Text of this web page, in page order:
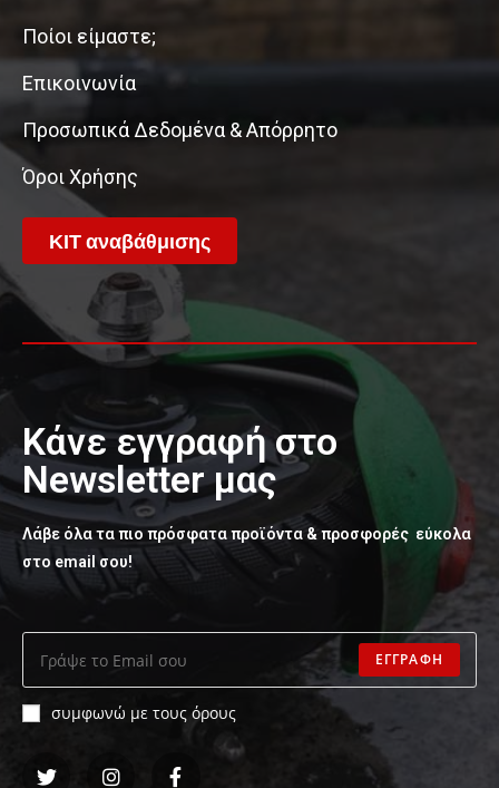
Ποίοι είμαστε;
Επικοινωνία
Προσωπικά Δεδομένα & Απόρρητο
Όροι Χρήσης
ΚΙΤ αναβάθμισης
Κάνε εγγραφή στο
Newsletter μας
Λάβε όλα τα πιο πρόσφατα προϊόντα & προσφορές εύκολα
στο email σου!
ΕΓΓΡΑΦΗ
συμφωνώ με τους όρους